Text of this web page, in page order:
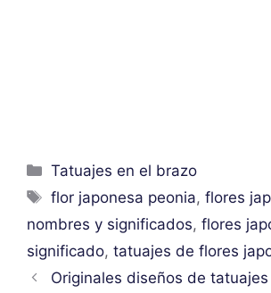
Categorías
Tatuajes en el brazo
Etiquetas
flor japonesa peonia,flores
nombres y significados, flores
significado, tatuajes de flores
Originales diseños de